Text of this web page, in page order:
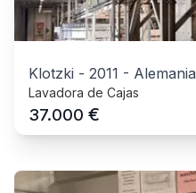
Klotzki - 2011 - Alemania
Lavadora de Cajas
37.000 €